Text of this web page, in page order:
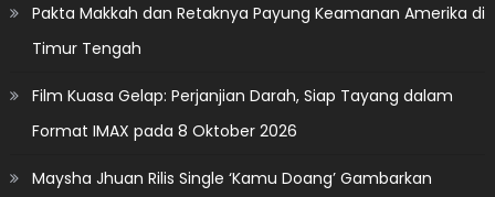
Pakta Makkah dan Retaknya Payung Keamanan Amerika di
Timur Tengah
Film Kuasa Gelap: Perjanjian Darah, Siap Tayang dalam
Format IMAX pada 8 Oktober 2026
Maysha Jhuan Rilis Single ‘Kamu Doang’ Gambarkan